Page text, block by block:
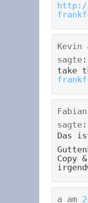
Kevin
sagte:
take
Fabian
sagte:
Das
Copy
a am